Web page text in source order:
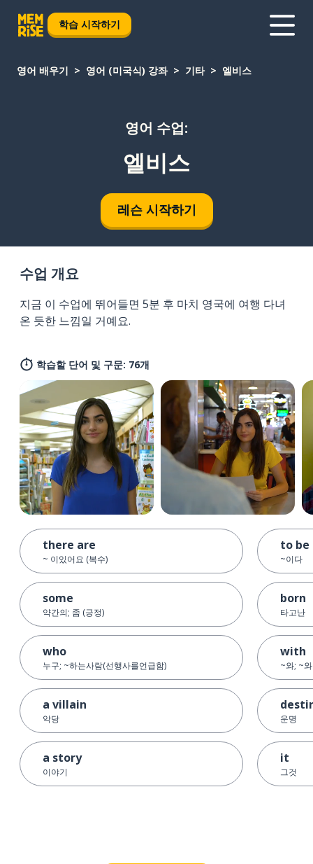
학습 시작하기
영어 배우기 영어 (미국식) 강좌 기타 엘비스
영어 수업:
엘비스
레슨 시작하기
수업 개요
지금 이 수업에 뛰어들면 5분 후 마치 영국에 여행 다녀
온 듯한 느낌일 거예요.
학습할 단어 및 구문: 76개
there are
~ 이있어요 (복수)
some
약간의; 좀 (긍정)
who
누구; ~하는사람(선행사를언급함)
a villain
악당
a story
이야기
to be
~이다
born
타고난
with
~와; ~
운명
it
그것